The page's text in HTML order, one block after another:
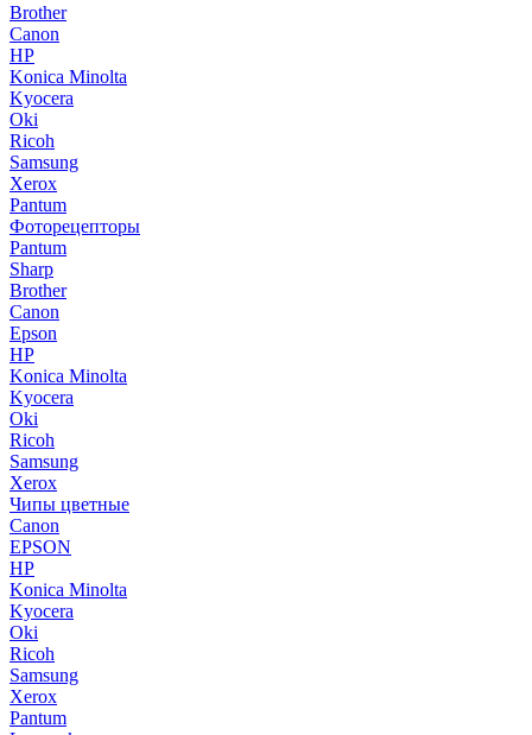
Brother
Canon
HP
Konica Minolta
Kyocera
Oki
Ricoh
Samsung
Xerox
Pantum
Фоторецепторы
Pantum
Sharp
Brother
Canon
Epson
HP
Konica Minolta
Kyocera
Oki
Ricoh
Samsung
Xerox
Чипы цветные
Canon
EPSON
HP
Konica Minolta
Kyocera
Oki
Ricoh
Samsung
Xerox
Pantum